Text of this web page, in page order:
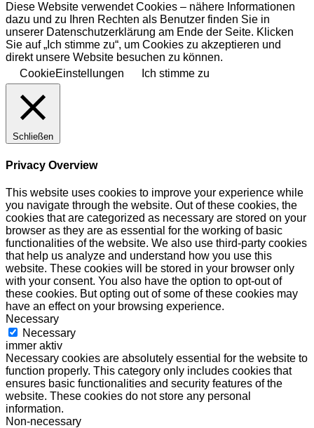
Diese Website verwendet Cookies – nähere Informationen
dazu und zu Ihren Rechten als Benutzer finden Sie in
unserer Datenschutzerklärung am Ende der Seite. Klicken
Sie auf „Ich stimme zu“, um Cookies zu akzeptieren und
direkt unsere Website besuchen zu können.
CookieEinstellungen
Ich stimme zu
Schließen
Privacy Overview
This website uses cookies to improve your experience while
you navigate through the website. Out of these cookies, the
cookies that are categorized as necessary are stored on your
browser as they are as essential for the working of basic
functionalities of the website. We also use third-party cookies
that help us analyze and understand how you use this
website. These cookies will be stored in your browser only
with your consent. You also have the option to opt-out of
these cookies. But opting out of some of these cookies may
have an effect on your browsing experience.
Necessary
Necessary
immer aktiv
Necessary cookies are absolutely essential for the website to
function properly. This category only includes cookies that
ensures basic functionalities and security features of the
website. These cookies do not store any personal
information.
Non-necessary